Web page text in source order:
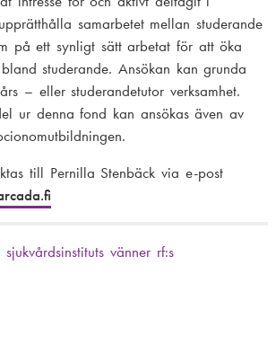
samarbetet mellan studerande
på ett synligt sätt arbetat för att öka
studerande. Ansökan kan grunda
– eller studerandetutor verksamhet.
ur denna fond kan ansökas även av
till Pernilla Stenbäck via e-post
sjukvårdsinstituts vänner rf:s